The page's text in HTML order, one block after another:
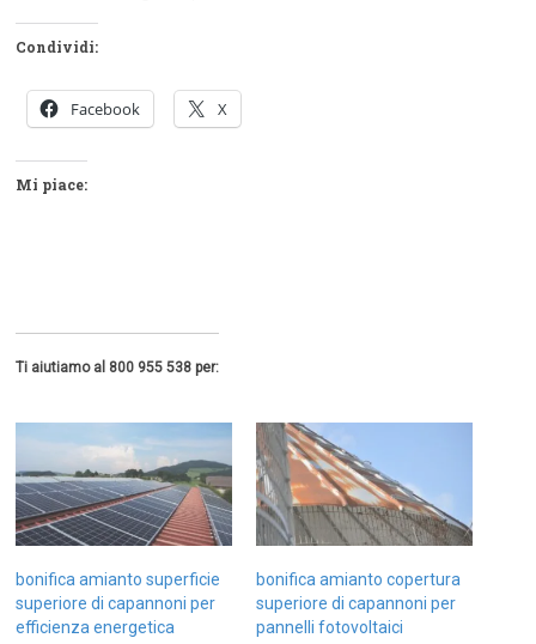
Condividi:
Facebook X
Mi piace:
Ti aiutiamo al 800 955 538 per:
bonifica amianto superficie
superiore di capannoni per
efficienza energetica
bonifica amianto copertura
superiore di capannoni per
pannelli fotovoltaici